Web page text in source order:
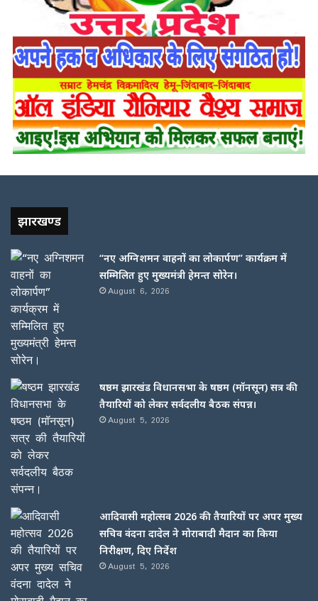
झारखण्ड
“नए अग्निशमन वाहनों का लोकार्पण” कार्यक्रम में
सम्मिलित हुए मुख्यमंत्री हेमन्त सोरेन।
August 6, 2026
षष्ठम झारखंड विधानसभा के षष्ठम (मॉनसून) सत्र की
तैयारियों को लेकर सर्वदलीय बैठक संपन्न।
August 5, 2026
आदिवासी महोत्सव 2026 की तैयारियों पर अपर मुख्य
सचिव वंदना दादेल ने मोराबादी मैदान का किया
निरीक्षण, दिए निर्देश
August 5, 2026